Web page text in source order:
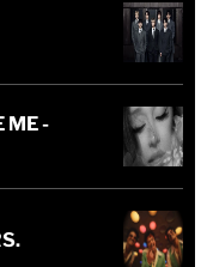
ME -